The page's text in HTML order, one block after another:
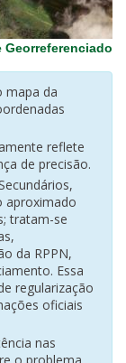
Georreferenciado
mapa da
reflete
de precisão.
aproximado
tratam-se
da RPPN,
Essa
regularização
oficiais
nas